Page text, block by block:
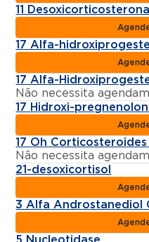
11 Desoxicorticosterona
17 Alfa-
17 Alfa-
Não necessita
17 Hidroxi-
17 Oh
Não necessita
21-desoxicortisol
3 Alfa Androstanediol